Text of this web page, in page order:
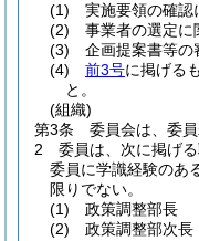
(1)
実施要領の確認
(2)
事業者の選定に
(3)
企画提案書等の
(4)
前3号に掲げる
と。
(組織)
第3条
委員会は、委
2
委員は、次に掲げ
委員に学識経験のあ
限りでない。
(1)
政策調整部長
(2)
政策調整部次長